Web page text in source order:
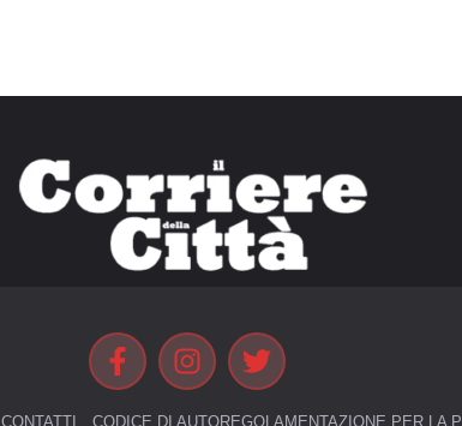
CONTATTI CODICE DI AUTOREGOLAMENTAZIONE PER LA